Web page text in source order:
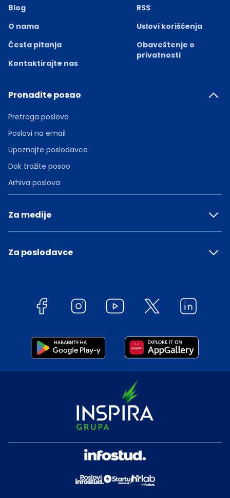
Blog
O nama
Česta pitanja
Kontaktirajte nas
RSS
Uslovi korišćenja
Obaveštenje o
privatnosti
Pronađite posao
Pretraga poslova
Poslovi na email
Upoznajte poslodavce
Dok tražite posao
Arhiva poslova
Za medije
Za poslodavce